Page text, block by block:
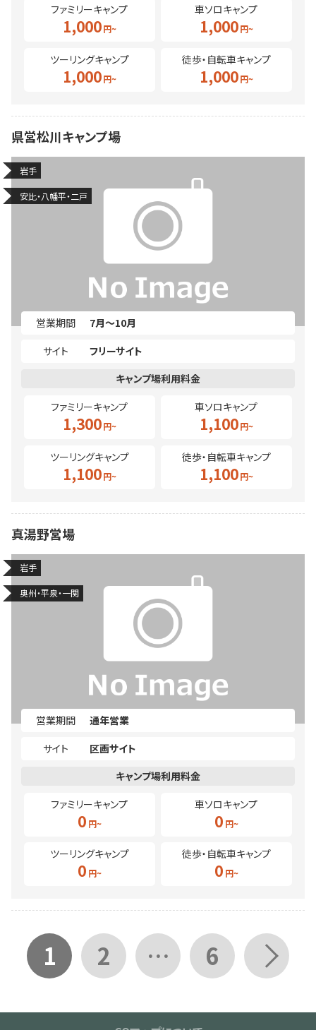
ファミリーキャンプ
1,000
車ソロキャンプ
1,000
ツーリングキャンプ
1,000
徒歩・自転車キャンプ
1,000
県営松川キャンプ場
岩手
安比・八幡平・二戸
営業期間
7月～10月
サイト
フリーサイト
ファミリーキャンプ
1,300
車ソロキャンプ
1,100
ツーリングキャンプ
1,100
徒歩・自転車キャンプ
1,100
真湯野営場
岩手
奥州・平泉・一関
営業期間
通年営業
サイト
区画サイト
ファミリーキャンプ
0
車ソロキャンプ
0
ツーリングキャンプ
0
徒歩・自転車キャンプ
0
1 2 … 6